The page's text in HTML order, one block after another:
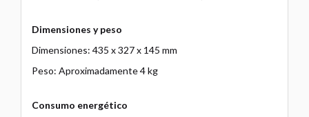
Dimensiones y peso
Dimensiones: 435 x 327 x 145 mm
Peso: Aproximadamente 4 kg
Consumo energético